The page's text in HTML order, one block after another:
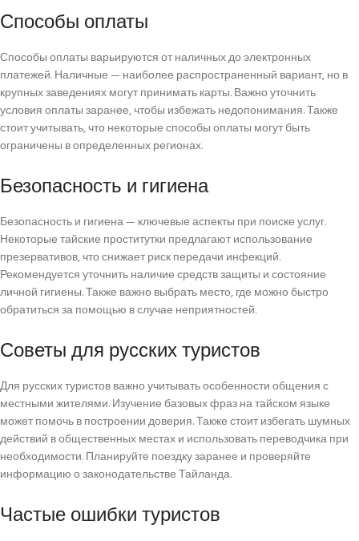
Способы оплаты
Способы оплаты варьируются от наличных до электронных
платежей. Наличные — наиболее распространенный вариант, но в
крупных заведениях могут принимать карты. Важно уточнить
условия оплаты заранее, чтобы избежать недопонимания. Также
стоит учитывать, что некоторые способы оплаты могут быть
ограничены в определенных регионах.
Безопасность и гигиена
Безопасность и гигиена — ключевые аспекты при поиске услуг.
Некоторые тайские проститутки предлагают использование
презервативов, что снижает риск передачи инфекций.
Рекомендуется уточнить наличие средств защиты и состояние
личной гигиены. Также важно выбрать место, где можно быстро
обратиться за помощью в случае неприятностей.
Советы для русских туристов
Для русских туристов важно учитывать особенности общения с
местными жителями. Изучение базовых фраз на тайском языке
может помочь в построении доверия. Также стоит избегать шумных
действий в общественных местах и использовать переводчика при
необходимости. Планируйте поездку заранее и проверяйте
информацию о законодательстве Тайланда.
Частые ошибки туристов